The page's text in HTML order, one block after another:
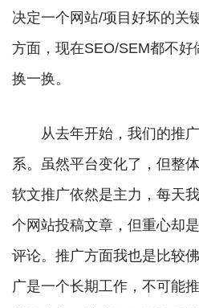
决定一个网站/项目好坏的关
方面，现在SEO/SEM都不好
换一换。
从去年开始，我们的推
系。虽然平台变化了，但整
软文推广依然是主力，每天
个网站投稿文章，但重心却
评论。推广方面我也是比较
广是一个长期工作，不可能